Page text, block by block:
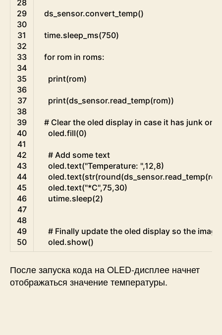
28
29
30
31
32
33
34
35
36
37
38
39
40
41
42
43
44
45
46
47
48
49
50
ds_sensor.convert_temp()
time.sleep_ms(750)
for rom in roms:
print(rom)
print(ds_sensor.read_temp(rom))
# Clear the oled display in case it has junk on
oled.fill(0)
# Add some text
oled.text("Temperature: ",12,8)
oled.text(str(round(ds_sensor.read_temp(
oled.text("*C",75,30)
utime.sleep(2)
# Finally update the oled display so the
oled.show()
После запуска кода на OLED-дисплее начнет
отображаться значение температуры.